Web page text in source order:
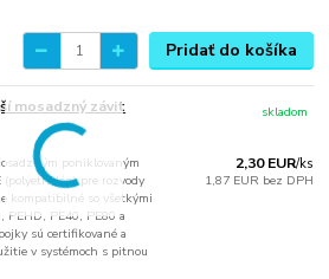
Pridať do košíka
mosadzný závit
poniklovaným
pre rozvody
kompatibilné so všetkými
PEHD, PE40, PE80 a
sú certifikované a
v systémoch s pitnou
2,30 EUR/ks
1,87 EUR bez DPH
skladom